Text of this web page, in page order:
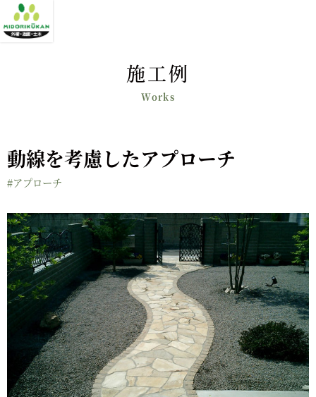
施工例
動線を考慮したアプローチ
#アプローチ